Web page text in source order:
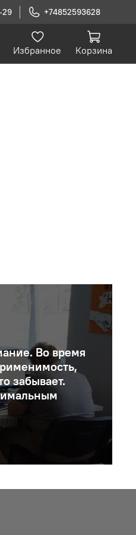
29 +74852593628
Избранное Корзина
Во время
забывает.